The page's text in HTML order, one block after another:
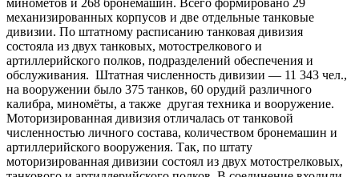
механизированных корпусов и две отдельные танковые
дивизии. По штатному расписанию танковая дивизия
состояла из двух танковых, мотострелкового и
артиллерийского полков, подразделений обеспечения и
обслуживания. Штатная численность дивизии — 11 343 чел.,
на вооружении было 375 танков, 60 орудий различного
калибра, миномёты, а также другая техника и вооружение.
Моторизированная дивизия отличалась от танковой
численностью личного состава, количеством бронемашин и
артиллерийского вооружения. Так, по штату
моторизированная дивизии состоял из двух мотострелковых,